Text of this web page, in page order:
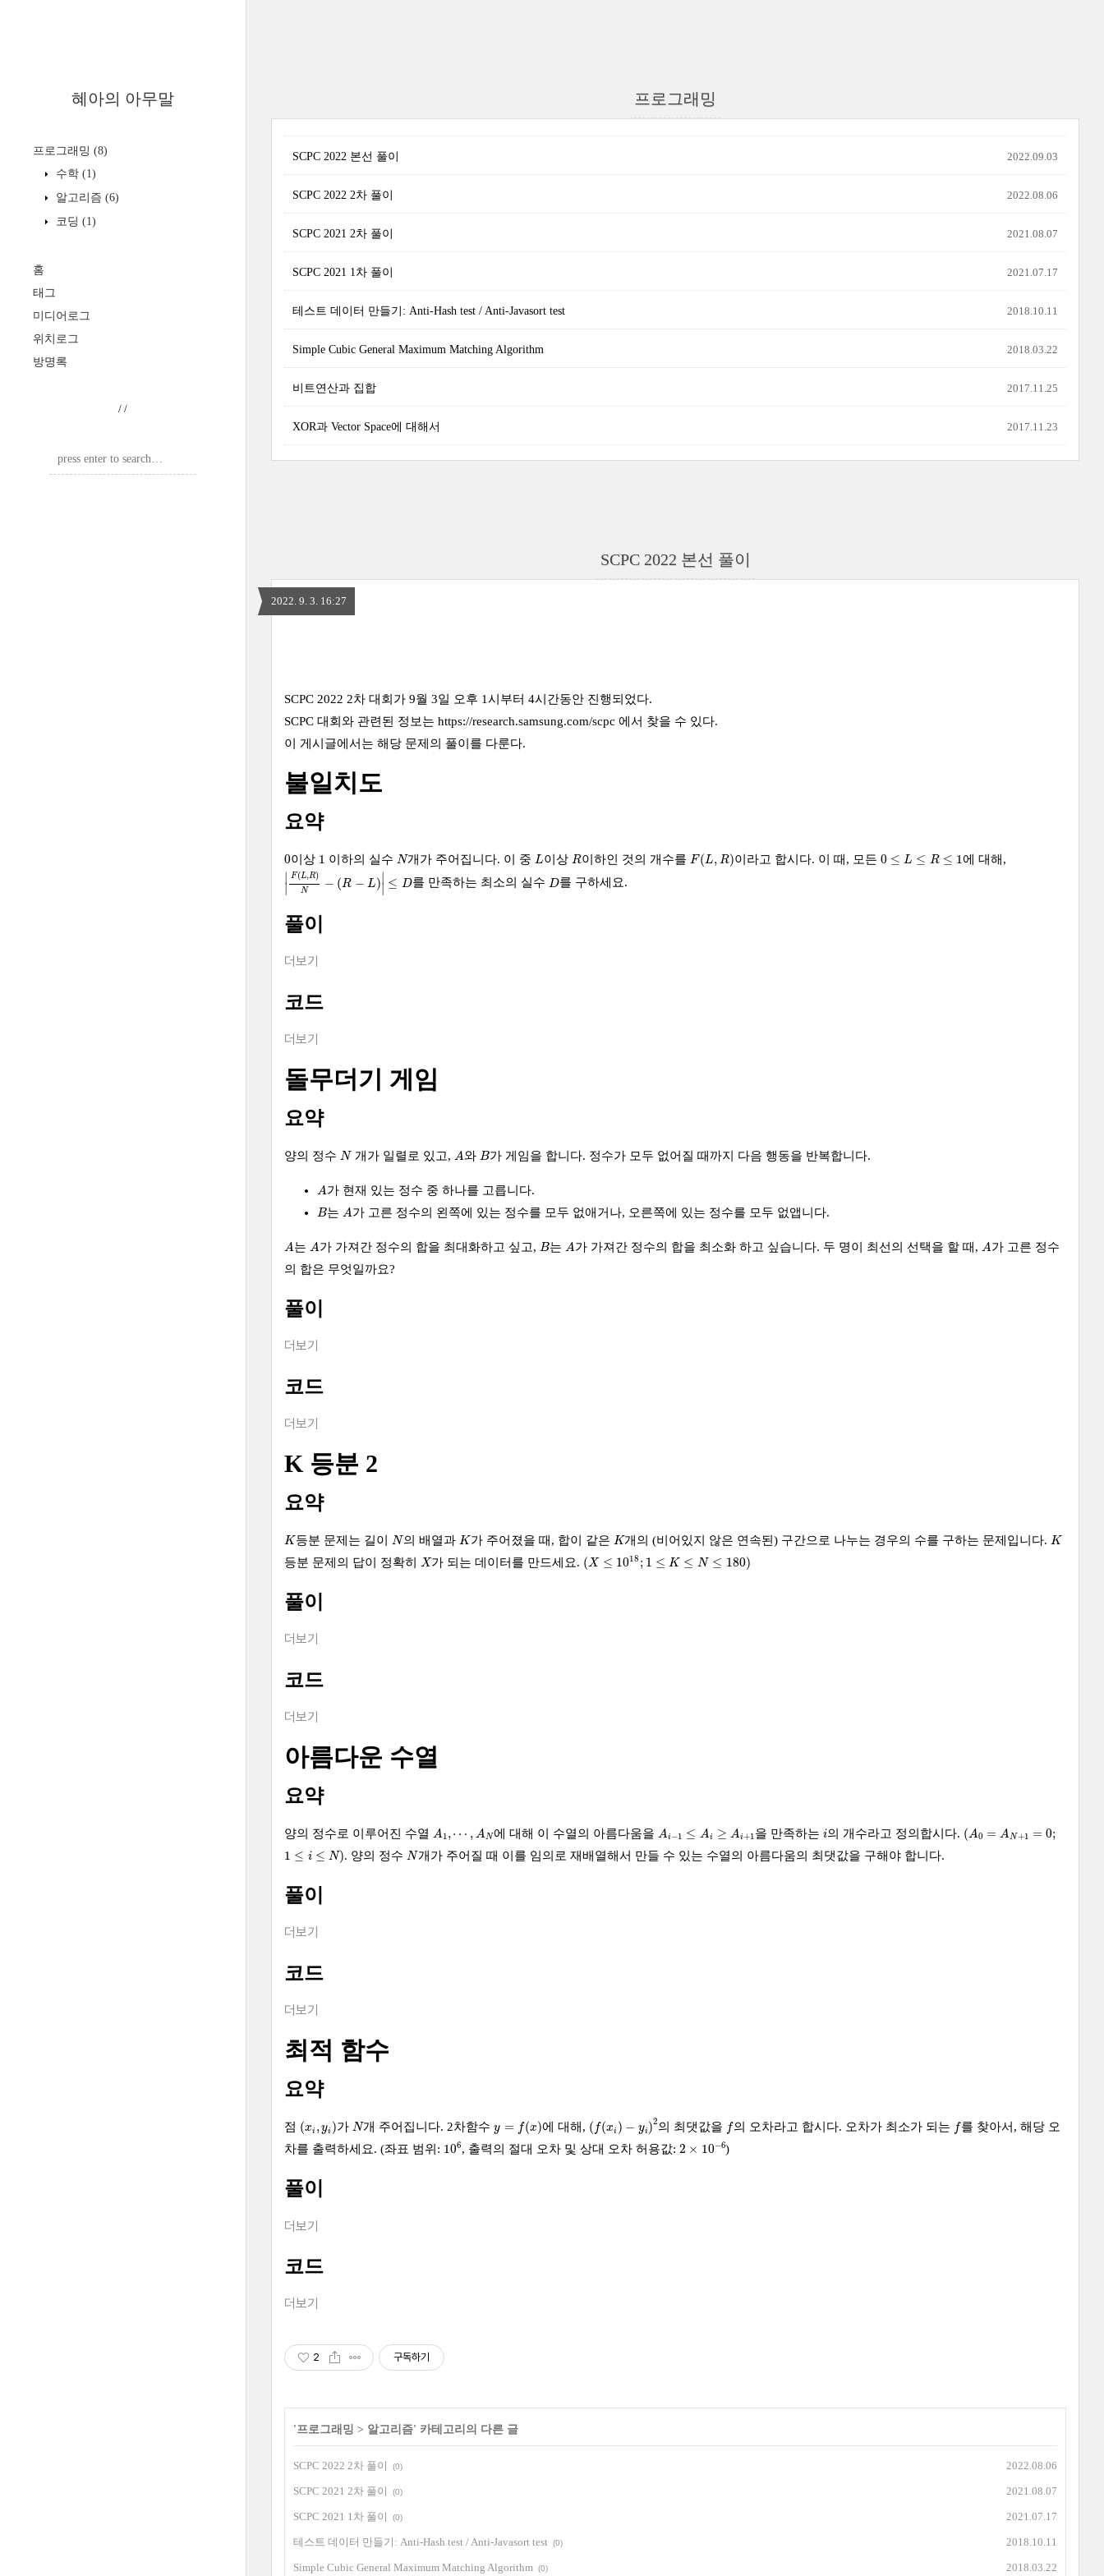
혜아의 아무말
프로그래밍 (8)
수학 (1)
알고리즘 (6)
코딩 (1)
홈
태그
미디어로그
위치로그
방명록
/ /
프로그래밍
SCPC 2022 본선 풀이 2022.09.03
SCPC 2022 2차 풀이 2022.08.06
SCPC 2021 2차 풀이 2021.08.07
SCPC 2021 1차 풀이 2021.07.17
테스트 데이터 만들기: Anti-Hash test / Anti-Javasort test 2018.10.11
Simple Cubic General Maximum Matching Algorithm 2018.03.22
비트연산과 집합 2017.11.25
XOR과 Vector Space에 대해서 2017.11.23
SCPC 2022 본선 풀이
2022. 9. 3. 16:27
SCPC 2022 2차 대회가 9월 3일 오후 1시부터 4시간동안 진행되었다.
SCPC 대회와 관련된 정보는 https://research.samsung.com/scpc 에서 찾을 수 있다.
이 게시글에서는 해당 문제의 풀이를 다룬다.
불일치도
요약
0
0이상 1
1 이하의 실수 N
N개가 주어집니다. 이 중L
L 이상R
R이하인 것의 개수를F(L, R)
F(L, ) 이라고 합시다. 이 때, 모든 0 ≤ L ≤ R ≤ 1
0 L ≤R ≤1 에 대해,
∣
F(L,R)
N
− (R − L)∣ ≤ D
| F(L, R) D
를 만족하는 최소의 실수 D
D를 구하세요.
풀이
더보기
코드
더보기
돌무더기 게임
요약
양의 정수 N
N 개가 일렬로 있고, A
A와 B
B가 게임을 합니다. 정수가 모두 없어질 때까지 다음 행동을 반복합니다.
A
A가 현재 있는 정수 중 하나를 고릅니다.
B
B는 A
A가 고른 정수의 왼쪽에 있는 정수를 모두 없애거나, 오른쪽에 있는 정수를 모두 없앱니다.
A
A는 A
A가 가져간 정수의 합을 최대화하고 싶고, B
B는 A
A가 가져간 정수의 합을 최소화 하고 싶습니다. 두 명이 최선의 선택을 할 때, A
A가 고른 정수
의 합은 무엇일까요?
풀이
더보기
코드
더보기
K 등분 2
요약
K
K등분 문제는 길이 N
N의 배열과 K
K가 주어졌을 때, 합이 같은 K
K개의 (비어있지 않은 연속된) 구간으로 나누는 경우의 수를 구하는 문제입니다. K
K
등분 문제의 답이 정확히 X
X가 되는 데이터를 만드세요. (X ≤ 1018 ; 1 ≤ K ≤ N ≤ 180)
( X≤ 18;1 ≤K N≤ 180)
풀이
더보기
코드
더보기
아름다운 수열
요약
양의 정수로 이루어진 수열 A1,⋯ , AN
A N 에 대해 이 수열의 아름다움을 Ai−1 ≤ Ai ≥ Ai+1
A A ≥ Ai+ 을 만족하는 ii의 개수라고 정의합시다. (A0 = AN+1 = 0;
(A0 N+
1 ≤ i ≤ N)
1 i≤ N . 양의 정수 N
N개가 주어질 때 이를 임의로 재배열해서 만들 수 있는 수열의 아름다움의 최댓값을 구해야 합니다.
풀이
더보기
코드
더보기
최적 함수
요약
점 (xi ,yi )
( 가N
N개 주어집니다. 2차함수y = f(x)
x) 에 대해, ( f(xi ) − yi)2
(f x −
의 최댓값을 f
f 의 오차라고 합시다. 오차가 최소가 되는 f
f 를 찾아서, 해당 오
차를 출력하세요. (좌표 범위: 106
106
, 출력의 절대 오차 및 상대 오차 허용값: 2 × 10−6
2 10−6
)
풀이
더보기
코드
더보기
2 구독하기
'프로그래밍 > 알고리즘' 카테고리의 다른 글
SCPC 2022 2차 풀이 (0) 2022.08.06
SCPC 2021 2차 풀이 (0) 2021.08.07
SCPC 2021 1차 풀이 (0) 2021.07.17
테스트 데이터 만들기: Anti-Hash test / Anti-Javasort test (0) 2018.10.11
Simple Cubic General Maximum Matching Algorithm (0) 2018.03.22